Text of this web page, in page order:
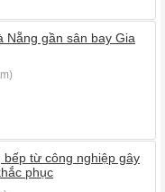
Nẵng gần sân bay Gia
bếp từ công nghiệp gây
phục